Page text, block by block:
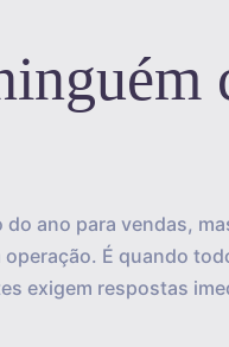
ano para vendas,
É quando
exigem respostas